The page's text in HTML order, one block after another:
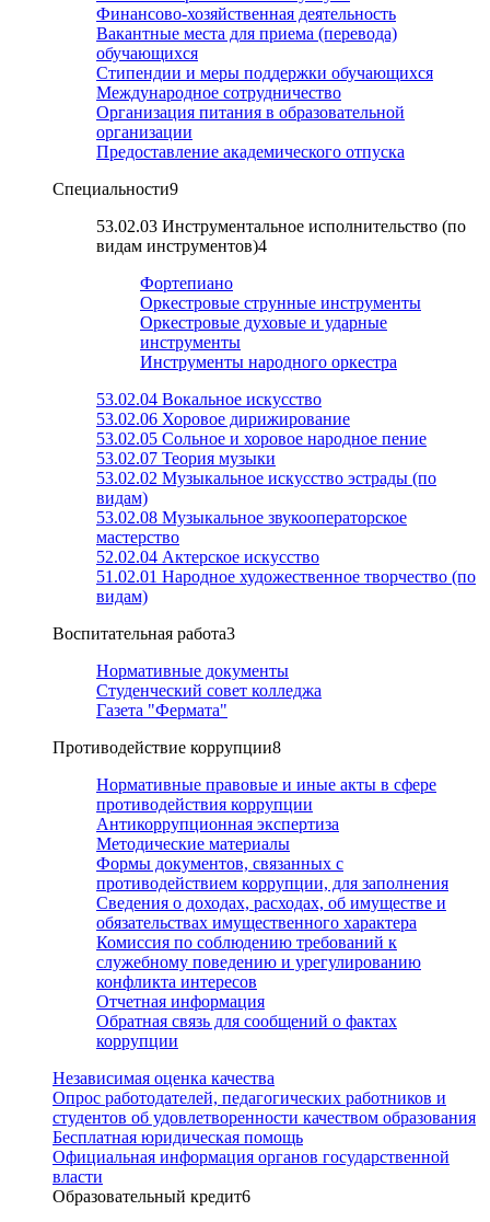
Финансово-хозяйственная деятельность
Вакантные места для приема (перевода)
обучающихся
Стипендии и меры поддержки обучающихся
Международное сотрудничество
Организация питания в образовательной
организации
Предоставление академического отпуска
Специальности9
53.02.03 Инструментальное исполнительство (по
видам инструментов)4
Фортепиано
Оркестровые струнные инструменты
Оркестровые духовые и ударные
инструменты
Инструменты народного оркестра
53.02.04 Вокальное искусство
53.02.06 Хоровое дирижирование
53.02.05 Сольное и хоровое народное пение
53.02.07 Теория музыки
53.02.02 Музыкальное искусство эстрады (по
видам)
53.02.08 Музыкальное звукооператорское
мастерство
52.02.04 Актерское искусство
51.02.01 Народное художественное творчество (по
видам)
Воспитательная работа3
Нормативные документы
Студенческий совет колледжа
Газета "Фермата"
Противодействие коррупции8
Нормативные правовые и иные акты в сфере
противодействия коррупции
Антикоррупционная экспертиза
Методические материалы
Формы документов, связанных с
противодействием коррупции, для заполнения
Сведения о доходах, расходах, об имуществе и
обязательствах имущественного характера
Комиссия по соблюдению требований к
служебному поведению и урегулированию
конфликта интересов
Отчетная информация
Обратная связь для сообщений о фактах
коррупции
Независимая оценка качества
Опрос работодателей, педагогических работников и
студентов об удовлетворенности качеством образования
Бесплатная юридическая помощь
Официальная информация органов государственной
власти
Образовательный кредит6